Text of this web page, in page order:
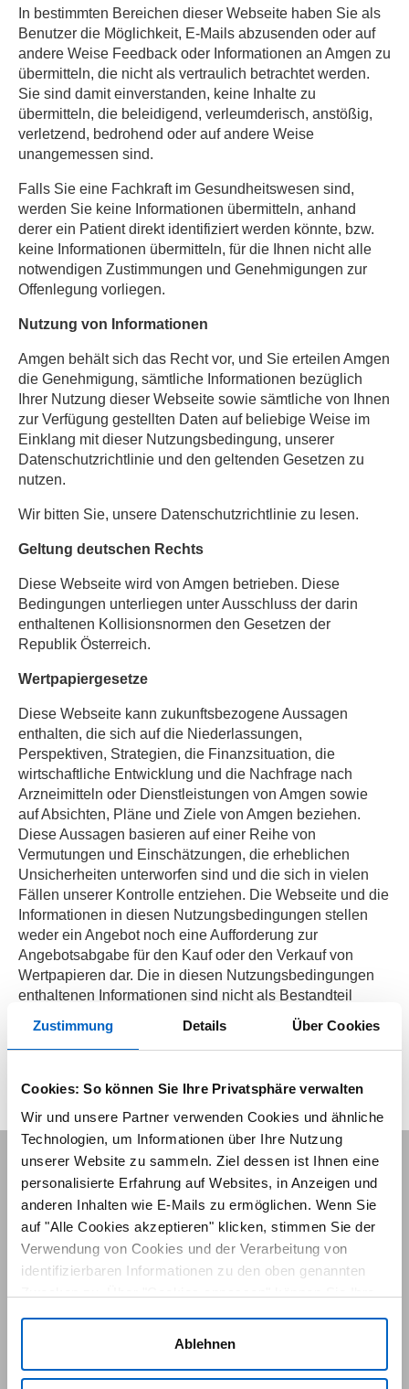
Zustimmung Details Über Cookies
Cookies: So können Sie Ihre Privatsphäre verwalten
Wir und unsere Partner verwenden Cookies und ähnliche
Technologien, um Informationen über Ihre Nutzung
unserer Website zu sammeln. Ziel dessen ist Ihnen eine
personalisierte Erfahrung auf Websites, in Anzeigen und
anderen Inhalten wie E-Mails zu ermöglichen. Wenn Sie
auf "Alle Cookies akzeptieren" klicken, stimmen Sie der
Verwendung von Cookies und der Verarbeitung von
identifizierbaren Informationen zu den oben genannten
Einstellungen verwalten. Falls Sie auf „Ablehnen“ klicken,
verwenden wir nur Cookies, die für den Betrieb der
Optimierung und Personalisierung unserer Website
Ablehnen
In bestimmten Bereichen dieser Webseite haben Sie als
Benutzer die Möglichkeit, E-Mails abzusenden oder auf
andere Weise Feedback oder Informationen an Amgen zu
übermitteln, die nicht als vertraulich betrachtet werden.
Sie sind damit einverstanden, keine Inhalte zu
übermitteln, die beleidigend, verleumderisch, anstößig,
verletzend, bedrohend oder auf andere Weise
unangemessen sind.
Falls Sie eine Fachkraft im Gesundheitswesen sind,
werden Sie keine Informationen übermitteln, anhand
derer ein Patient direkt identifiziert werden könnte, bzw.
keine Informationen übermitteln, für die Ihnen nicht alle
notwendigen Zustimmungen und Genehmigungen zur
Offenlegung vorliegen.
Nutzung von Informationen
Amgen behält sich das Recht vor, und Sie erteilen Amgen
die Genehmigung, sämtliche Informationen bezüglich
Ihrer Nutzung dieser Webseite sowie sämtliche von Ihnen
zur Verfügung gestellten Daten auf beliebige Weise im
Einklang mit dieser Nutzungsbedingung, unserer
Datenschutzrichtlinie und den geltenden Gesetzen zu
nutzen.
Wir bitten Sie, unsere Datenschutzrichtlinie zu lesen.
Geltung deutschen Rechts
Diese Webseite wird von Amgen betrieben. Diese
Bedingungen unterliegen unter Ausschluss der darin
enthaltenen Kollisionsnormen den Gesetzen der
Republik Österreich.
Wertpapiergesetze
Diese Webseite kann zukunftsbezogene Aussagen
enthalten, die sich auf die Niederlassungen,
Perspektiven, Strategien, die Finanzsituation, die
wirtschaftliche Entwicklung und die Nachfrage nach
Arzneimitteln oder Dienstleistungen von Amgen sowie
auf Absichten, Pläne und Ziele von Amgen beziehen.
Diese Aussagen basieren auf einer Reihe von
Vermutungen und Einschätzungen, die erheblichen
Unsicherheiten unterworfen sind und die sich in vielen
Fällen unserer Kontrolle entziehen. Die Webseite und die
Informationen in diesen Nutzungsbedingungen stellen
weder ein Angebot noch eine Aufforderung zur
Angebotsabgabe für den Kauf oder den Verkauf von
Wertpapieren dar. Die in diesen Nutzungsbedingungen
enthaltenen Informationen sind nicht als Bestandteil
eines unserer wertpapierbezogenen Berichte oder
Dokumente zu verstehen oder auszulegen.
Stand September 2019
Nutzungsbedingungen
Datenschutz
Impressum
Kontakt
Cookie-Einstellungen
© 2015-2026 Amgen Inc. All rights reserved. Letzte Aktualisierung: